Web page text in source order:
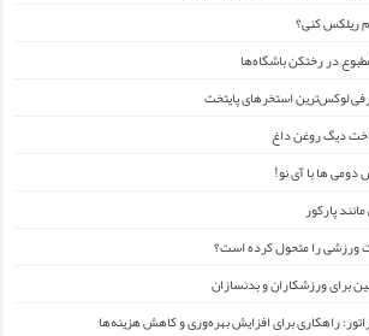
ریلکس کنی؟
در رختکن باشگاه‌ها
لوکس‌ترین استخرهای پایتخت
دیگ روغن داغ
ها با آی نو!
ورزشی را متحول کرده است؟
برای ورزشکاران و بدنسازان
راهکاری برای افزایش بهره‌وری و کاهش هزینه‌ها